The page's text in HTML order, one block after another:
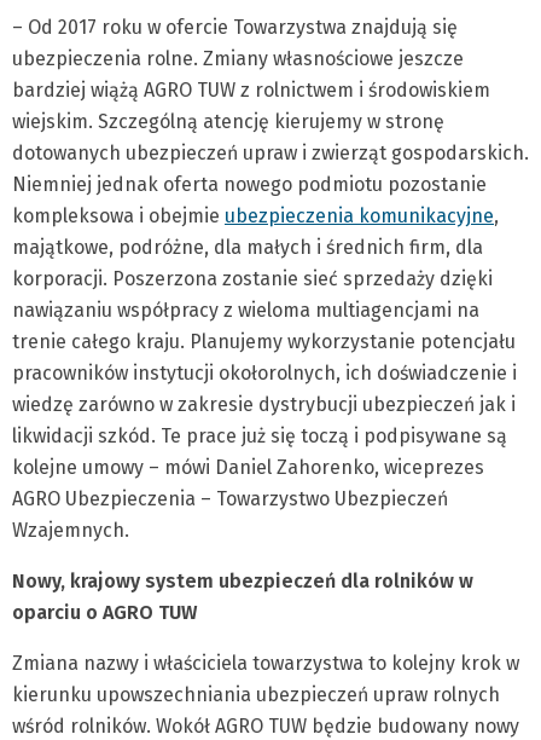
– Od 2017 roku w ofercie Towarzystwa znajdują się
ubezpieczenia rolne. Zmiany własnościowe jeszcze
bardziej wiążą AGRO TUW z rolnictwem i środowiskiem
wiejskim. Szczególną atencję kierujemy w stronę
dotowanych ubezpieczeń upraw i zwierząt gospodarskich.
Niemniej jednak oferta nowego podmiotu pozostanie
kompleksowa i obejmie ubezpieczenia komunikacyjne,
majątkowe, podróżne, dla małych i średnich firm, dla
korporacji. Poszerzona zostanie sieć sprzedaży dzięki
nawiązaniu współpracy z wieloma multiagencjami na
trenie całego kraju. Planujemy wykorzystanie potencjału
pracowników instytucji okołorolnych, ich doświadczenie i
wiedzę zarówno w zakresie dystrybucji ubezpieczeń jak i
likwidacji szkód. Te prace już się toczą i podpisywane są
kolejne umowy – mówi Daniel Zahorenko, wiceprezes
AGRO Ubezpieczenia – Towarzystwo Ubezpieczeń
Wzajemnych.
Nowy, krajowy system ubezpieczeń dla rolników w
oparciu o AGRO TUW
Zmiana nazwy i właściciela towarzystwa to kolejny krok w
kierunku upowszechniania ubezpieczeń upraw rolnych
wśród rolników. Wokół AGRO TUW będzie budowany nowy